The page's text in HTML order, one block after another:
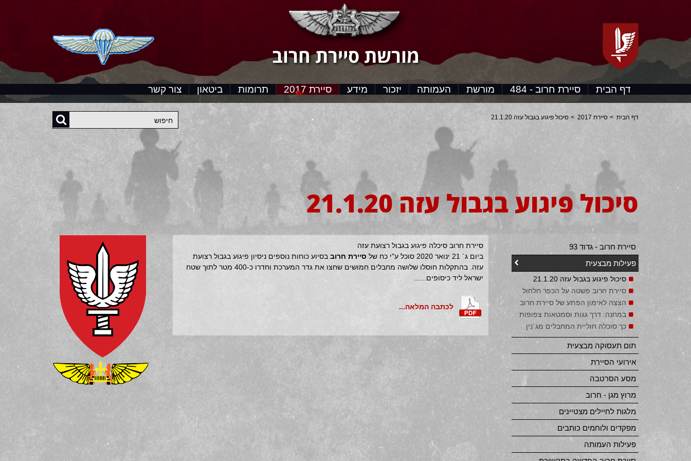
מורשת סיירת חרוב
דף הבית סיירת חרוב - 484 מורשת העמותה יזכור מידע סיירת 2017 תרומות ביטאון צור קשר
דף הבית סיירת 2017 סיכול פיגוע בגבול עזה 21.1.20 חיפוש
סיכול פיגוע בגבול עזה 21.1.20
סיירת חרוב - גדוד 93
פעילות מבצעית
סיכול פיגוע בגבול עזה 21.1.20
סיירת חרוב פשטה על הכפר חלחול
הצצה לאימון הפתע של סיירת חרוב
במחנה: דרך גגות וסמטאות צפופות
כך סוכלה חוליית המחבלים מג´נין
תום תעסוקה מבצעית
אירועי הסיירת
מסע הסרטבה
מרוץ מגן - חרוב
מלגות לחיילים מצטיינים
מפקדים ולוחמים כותבים
פעילות העמותה
סיירת חרוב סיכלה פיגוע בגבול רצועת עזה
ביום ג´ 21 ינואר 2020 סוכל ע"י כח של
סיירת חרוב בסיוע כוחות נוספים ניסיון פיגוע בגבול רצועת
עזה. בהתקלות חוסלו שלושה מחבלים חמושים שחצו את גדר המערכת וחדרו כ-400 מטר לתוך שטח
ישראל ליד כיסופים......
לכתבה המלאה...